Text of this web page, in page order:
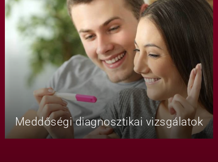
Meddőségi diagnosztikai vizsgálatok